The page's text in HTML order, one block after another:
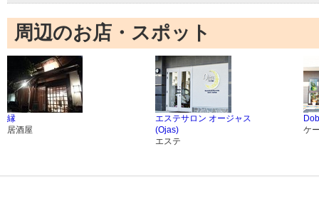
周辺のお店・スポット
縁
居酒屋
エステサロン オージャス
(Ojas)
エステ
ケ